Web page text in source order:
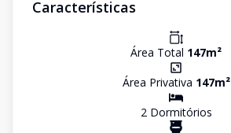
Características
Área Total 147m²
Área Privativa 147m²
2Dormitórios